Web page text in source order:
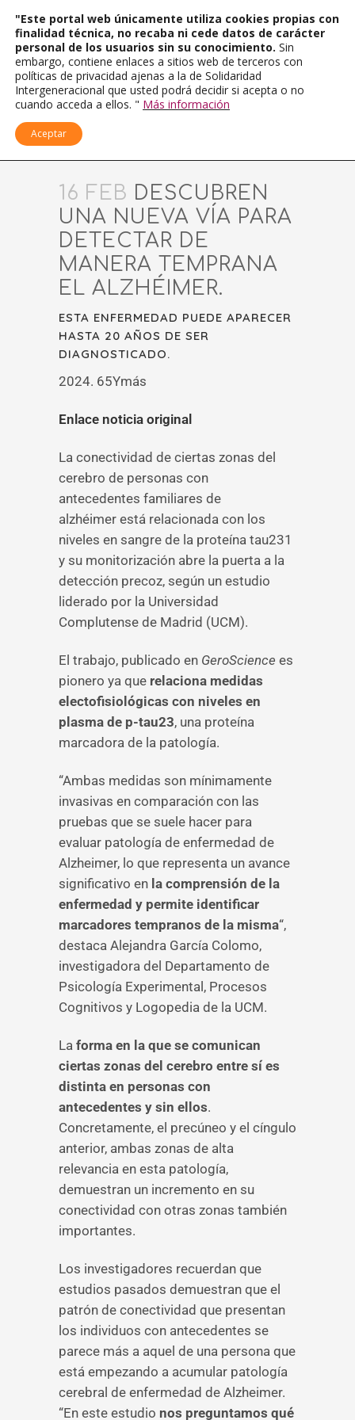
16 FEB DESCUBREN
UNA NUEVA VÍA PARA
DETECTAR DE
MANERA TEMPRANA
EL ALZHÉIMER.
ESTA ENFERMEDAD PUEDE APARECER
HASTA 20 AÑOS DE SER
DIAGNOSTICADO.
2024. 65Ymás
Enlace noticia original
La conectividad de ciertas zonas del
cerebro de personas con
antecedentes familiares de
alzhéimer está relacionada con los
niveles en sangre de la proteína tau231
y su monitorización abre la puerta a la
detección precoz, según un estudio
liderado por la Universidad
Complutense de Madrid (UCM).
El trabajo, publicado en GeroScience es
pionero ya que relaciona medidas
electofisiológicas con niveles en
plasma de p-tau23, una proteína
marcadora de la patología.
“Ambas medidas son mínimamente
invasivas en comparación con las
pruebas que se suele hacer para
evaluar patología de enfermedad de
Alzheimer, lo que representa un avance
significativo en la comprensión de la
enfermedad y permite identificar
marcadores tempranos de la misma“,
destaca Alejandra García Colomo,
investigadora del Departamento de
Psicología Experimental, Procesos
Cognitivos y Logopedia de la UCM.
La forma en la que se comunican
ciertas zonas del cerebro entre sí es
distinta en personas con
antecedentes y sin ellos.
Concretamente, el precúneo y el cíngulo
anterior, ambas zonas de alta
relevancia en esta patología,
demuestran un incremento en su
conectividad con otras zonas también
importantes.
Los investigadores recuerdan que
estudios pasados demuestran que el
patrón de conectividad que presentan
los individuos con antecedentes se
parece más a aquel de una persona que
está empezando a acumular patología
cerebral de enfermedad de Alzheimer.
“En este estudio nos preguntamos qué
"Este portal web únicamente utiliza cookies propias con
finalidad técnica, no recaba ni cede datos de carácter
personal de los usuarios sin su conocimiento. Sin
embargo, contiene enlaces a sitios web de terceros con
políticas de privacidad ajenas a la de Solidaridad
Intergeneracional que usted podrá decidir si acepta o no
cuando acceda a ellos. " Más información
Aceptar